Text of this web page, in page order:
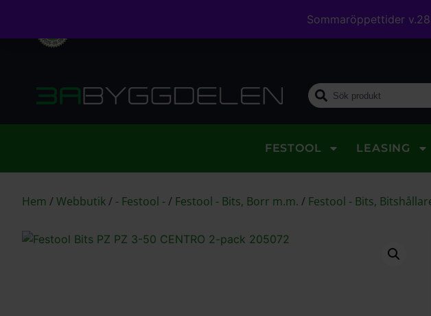
Sommaröppettider
Smidig leverans
FESTOOL LEASING
Hem /Webbutik/ - Festool -/ Festool - Bits, Borr m.m. / Festool - Bits,